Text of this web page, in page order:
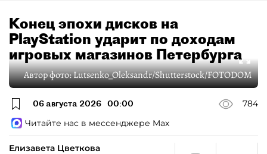
Конец эпохи дисков на
PlayStation ударит по доходам
игровых магазинов Петербурга
Автор фото:Lutsenko_Oleksandr/Shutterstock/FOTODOM
06 августа 2026 00:00
784
Читайте нас в мессенджере Max
Елизавета Цветкова